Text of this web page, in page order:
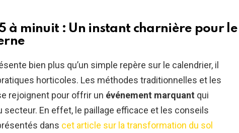
à minuit : Un instant charnière pour le
bien plus qu’un simple repère sur le calendrier, il
horticoles. Les méthodes traditionnelles et les
rejoignent pour offrir un événement marquant qui
secteur. En effet, le paillage efficace et les conseils
dans cet article sur la transformation du sol